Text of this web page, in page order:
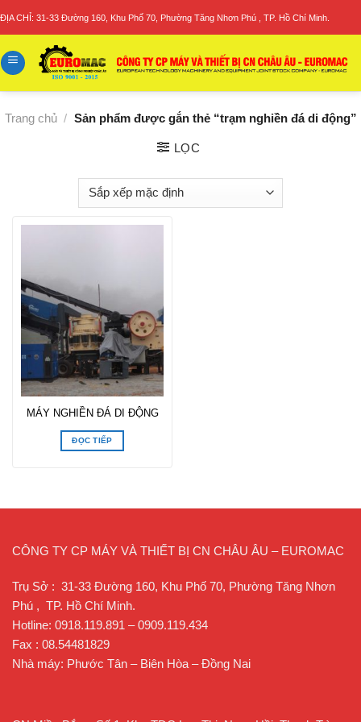
ĐỊA CHỈ: 31-33 Đường 160, Khu Phố 70, Phường Tăng Nhơn Phú , TP. Hồ Chí Minh.
Trang chủ / Sản phẩm được gắn thẻ “trạm nghiền đá di động”
LỌC
MÁY NGHIỀN ĐÁ DI ĐỘNG
ĐỌC TIẾP
CÔNG TY CP MÁY VÀ THIẾT BỊ CN CHÂU ÂU – EUROMAC
Trụ Sở : 31-33 Đường 160, Khu Phố 70, Phường Tăng Nhơn
Phú , TP. Hồ Chí Minh.
Hotline: 0918.119.891 – 0909.119.434
Fax : 08.54481829
Nhà máy: Phước Tân – Biên Hòa – Đồng Nai